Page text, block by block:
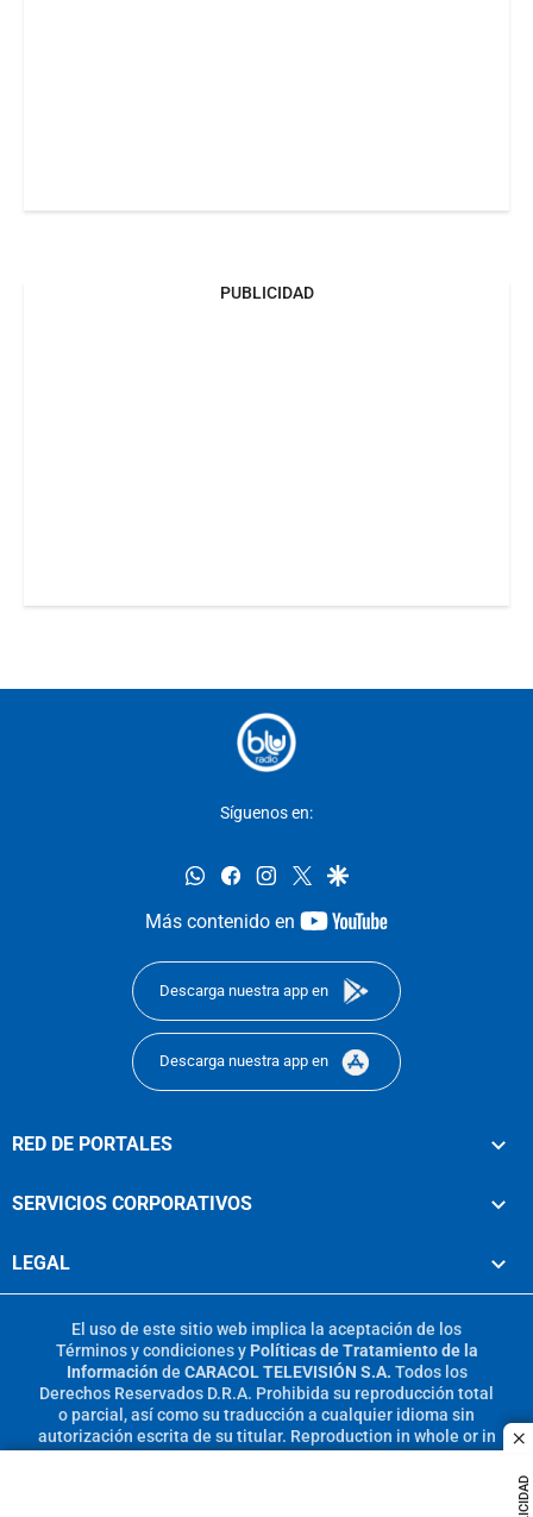
PUBLICIDAD
Síguenos en:
whatsappfacebookinstagram
twittergoogle
Más contenido en
youtube-
Descarga nuestra app en
Descarga nuestra app en
RED DE PORTALES
SERVICIOS CORPORATIVOS
LEGAL
El uso de este sitio web implica la aceptación de los
Términos y condicionesy Políticas de Tratamiento de la
Información de CARACOL TELEVISIÓN S.A. Todos los
Derechos Reservados D.R.A. Prohibida su reproducción total
o parcial, así como su traducción a cualquier idioma sin
autorización escrita de su titular. Reproduction in whole or in